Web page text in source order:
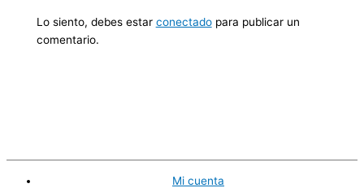
Lo siento, debes estar conectadopara publicar un
comentario.
Mi cuenta